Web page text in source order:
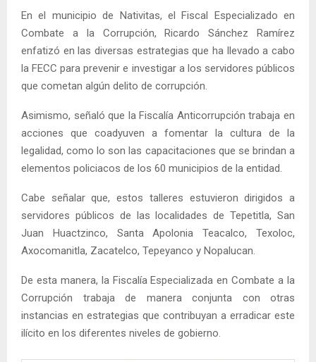
En el municipio de Nativitas, el Fiscal Especializado en
Combate a la Corrupción, Ricardo Sánchez Ramírez
enfatizó en las diversas estrategias que ha llevado a cabo
la FECC para prevenir e investigar a los servidores públicos
que cometan algún delito de corrupción.
Asimismo, señaló que la Fiscalía Anticorrupción trabaja en
acciones que coadyuven a fomentar la cultura de la
legalidad, como lo son las capacitaciones que se brindan a
elementos policiacos de los 60 municipios de la entidad.
Cabe señalar que, estos talleres estuvieron dirigidos a
servidores públicos de las localidades de Tepetitla, San
Juan Huactzinco, Santa Apolonia Teacalco, Texoloc,
Axocomanitla, Zacatelco, Tepeyanco y Nopalucan.
De esta manera, la Fiscalía Especializada en Combate a la
Corrupción trabaja de manera conjunta con otras
instancias en estrategias que contribuyan a erradicar este
ilícito en los diferentes niveles de gobierno.